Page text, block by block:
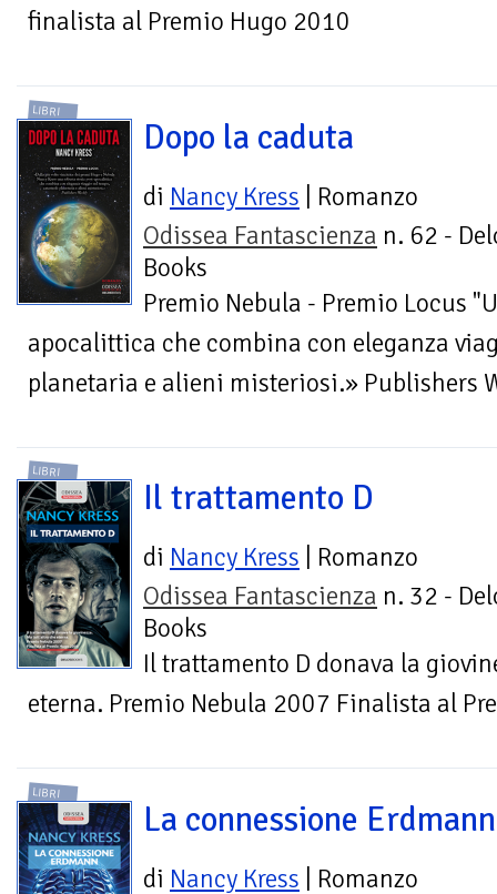
finalista al Premio Hugo 2010
LIBRI
Dopo la caduta
di Nancy Kress | Romanzo
Odissea Fantascienza n. 62 -
Books
Premio Nebula - Premio Locus
apocalittica che combina con eleganza
planetaria e alieni misteriosi.» Publishers
LIBRI
Il trattamento D
di Nancy Kress | Romanzo
Odissea Fantascienza n. 32 -
Books
Il trattamento D donava la
eterna. Premio Nebula 2007 Finalista al
LIBRI
La connessione Erdmann
di Nancy Kress | Romanzo